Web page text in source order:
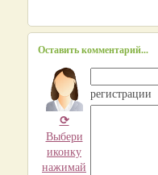
Оставить комментарий...
⟳
Выбери
иконку
нажимай
регистрации